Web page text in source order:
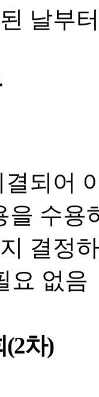
날부
되어
을 수용
결정
요 없음
차)